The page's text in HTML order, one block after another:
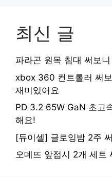
최신 글
파라곤 원목 침대 써보
xbox 360 컨트롤러 써
재미있어요
PD 3.2 65W GaN 초고
해요!
[듀이셀] 글로잉밤 2주
오데뜨 앞접시 2개 세트